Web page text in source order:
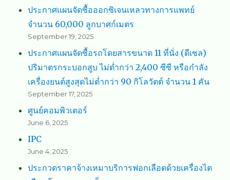
ประกาศแผนจัดซื้อออกซิเจนเหลวทางการแพทย์
จำนวน 60,000 ลูกบาศก์เมตร
September 19, 2025
ประกาศแผนจัดซื้อรถโดยสารขนาด 11 ที่นั่ง (ดีเซล)
ปริมาตรกระบอกสูบ ไม่ต่ำกว่า 2,400 ซีซี หรือกำลัง
เครื่องยนต์สูงสุดไม่ต่ำกว่า 90 กิโลวัตต์ จำนวน 1 คัน
September 17, 2025
ศูนย์คอมพิวเตอร์
June 6, 2025
IPC
June 4, 2025
ประกวดราคาจ้างเหมาบริการฟอกเลือดด้วยเครื่องไต